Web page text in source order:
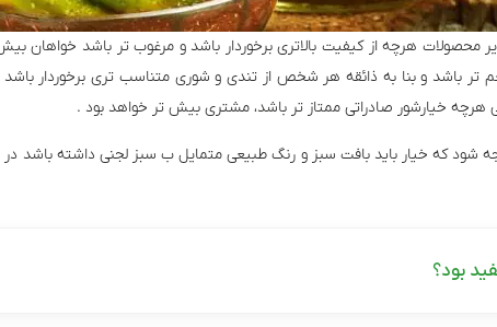
محصولات هرچه از کیفیت بالاتری برخوردار باشد و مرغوب تر باشد خواهان
تر باشد و بنا به ذائقه هر شخص از تندی و شوری متناسب تری برخوردار
خیارشور صادراتی ممتاز تر باشد، مشتری بیش تر خواهد بود .
شود که خیار باید بافت سبز و رنگ طبیعی متمایل ب سبز لجنی داشته باشد
بود؟